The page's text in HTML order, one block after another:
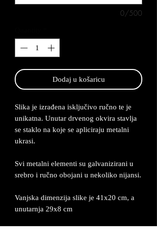
0/500
Dodaj u košaricu
Slika je izrađena isključivo ručno te je
unikatna. Unutar drvenog okvira stavlja
se staklo na koje se apliciraju metalni
ukrasi.
Svi metalni elementi su galvanizirani u
srebro i ručno obojani u nekoliko nijansi.
Vanjska dimenzija slike je 41x20 cm, a
unutarnja 29x8 cm